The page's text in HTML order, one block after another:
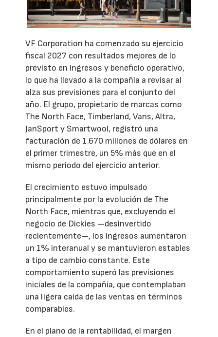
VF Corporation ha comenzado su ejercicio
fiscal 2027 con resultados mejores de lo
previsto en ingresos y beneficio operativo,
lo que ha llevado a la compañía a revisar al
alza sus previsiones para el conjunto del
año. El grupo, propietario de marcas como
The North Face, Timberland, Vans, Altra,
JanSport y Smartwool, registró una
facturación de 1.670 millones de dólares en
el primer trimestre, un 5% más que en el
mismo periodo del ejercicio anterior.
El crecimiento estuvo impulsado
principalmente por la evolución de The
North Face, mientras que, excluyendo el
negocio de Dickies —desinvertido
recientemente—, los ingresos aumentaron
un 1% interanual y se mantuvieron estables
a tipo de cambio constante. Este
comportamiento superó las previsiones
iniciales de la compañía, que contemplaban
una ligera caída de las ventas en términos
comparables.
En el plano de la rentabilidad, el margen